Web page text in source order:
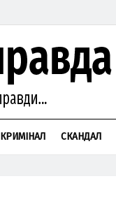
КРИМІНАЛ СКАНДАЛ